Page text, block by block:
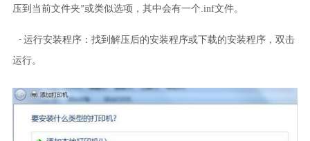
压到当前文件夹”或类似选项 ，其中会有一个.inf文件。
- 运行安装程序：找到解压后的安装程序或下载的安装程序，双击
运行。